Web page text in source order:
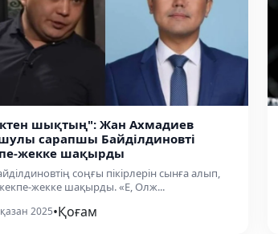
шықтың": Жан Ахмадиев
сарапшы Байділдиновті
жекке шақырды
соңғы пікірлерін сынға алып,
жекке шақырды. «Е, Олж...
2025•Қоғам